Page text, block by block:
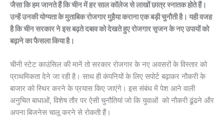
जैसा कि हम जानते हैं कि चीन में हर साल कॉलेज से लाखों छात्र स्नातक होते हैं।
उन्हें उनकी योग्यता के मुताबिक रोजगार मुहैया कराना एक बड़ी चुनौती है। यही वजह
है कि चीन सरकार ने इस बढ़ते दबाव को देखते हुए रोजगार सृजन के नए उपायों को
बढ़ाने का फैसला किया है।
चीनी स्टेट काउंसिल की मानें तो सरकार रोजगार के नए अवसरों के विस्तार को
प्राथमिकता देने जा रही है। साथ ही कंपनियों के लिए सपोर्ट बढ़ाकर नौकरी के
बाजार को स्थिर करने के प्रयास किए जाएंगे। इस संबंध में पेश आने वाली
अनुचित बाधाओं, विशेष तौर पर ऐसी चुनौतियां जो कि युवाओं को नौकरी ढूंढने और
अपना बिजनेस चालू करने से रोकती हैं।